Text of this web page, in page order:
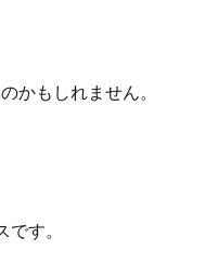
かもしれません。
す。